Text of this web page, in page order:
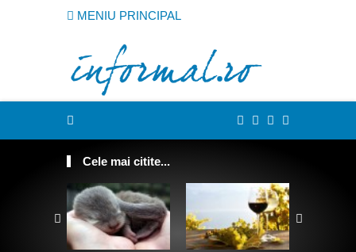
MENIU PRINCIPAL
Cele mai citite...